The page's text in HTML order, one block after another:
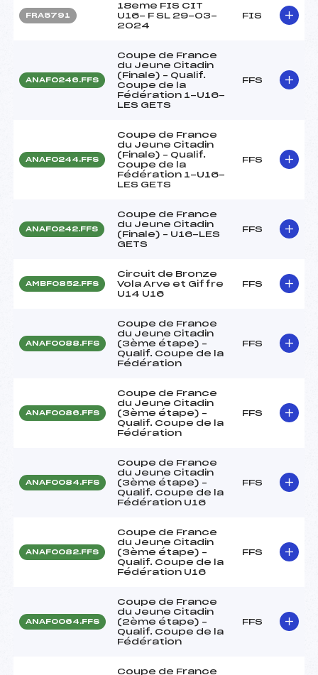
FRA5791
18eme FIS CIT
U16- F SL 29-03-
2024
FIS
ANAF0246.FFS
Coupe de France
du Jeune Citadin
(Finale) – Qualif.
Coupe de la
Fédération 1-U16-
LES GETS
FFS
ANAF0244.FFS
Coupe de France
du Jeune Citadin
(Finale) – Qualif.
Coupe de la
Fédération 1-U16-
LES GETS
FFS
ANAF0242.FFS
Coupe de France
du Jeune Citadin
(Finale) – U16-LES
GETS
FFS
AMBF0852.FFS
Circuit de Bronze
Vola Arve et Giffre
U14 U16
FFS
ANAF0088.FFS
Coupe de France
du Jeune Citadin
(3ème étape) –
Qualif. Coupe de la
Fédération
FFS
ANAF0086.FFS
Coupe de France
du Jeune Citadin
(3ème étape) –
Qualif. Coupe de la
Fédération
FFS
ANAF0084.FFS
Coupe de France
du Jeune Citadin
(3ème étape) –
Qualif. Coupe de la
Fédération U16
FFS
ANAF0082.FFS
Coupe de France
du Jeune Citadin
(3ème étape) –
Qualif. Coupe de la
Fédération U16
FFS
ANAF0064.FFS
Coupe de France
du Jeune Citadin
(2ème étape) –
Qualif. Coupe de la
Fédération
FFS
Coupe de France